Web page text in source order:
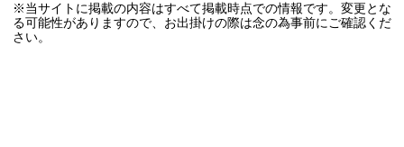
※当サイトに掲載の内容はすべて掲載時点での情報です。変更とな
る可能性がありますので、お出掛けの際は念の為事前にご確認くだ
さい。